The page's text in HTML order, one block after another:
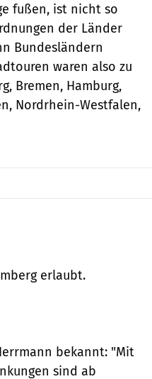
fußen, ist nicht so
der Länder
Bundesländern
waren also zu
Bremen, Hamburg,
Nordrhein-Westfalen,
erlaubt.
bekannt: "Mit
sind ab